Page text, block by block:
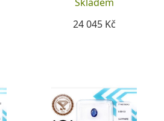
24 045 Kč